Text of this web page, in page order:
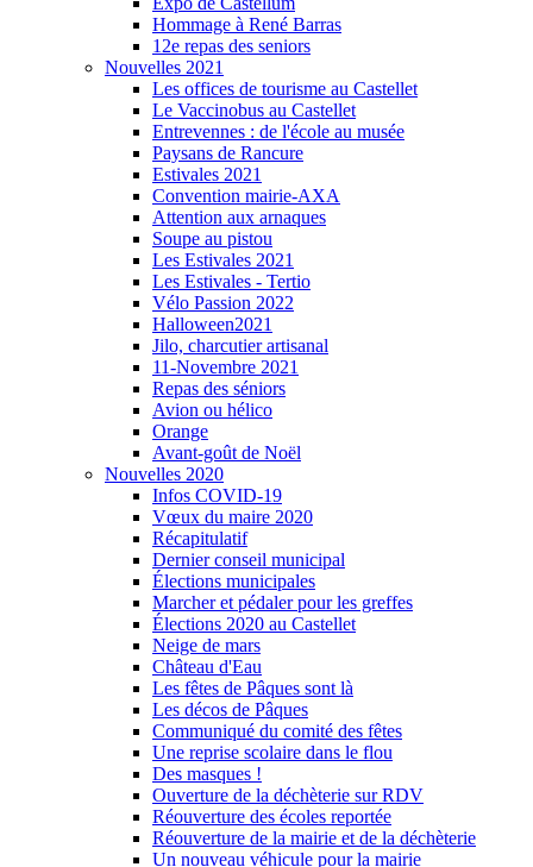
Hommage à René Barras
12e repas des seniors
Nouvelles 2021
Les offices de tourisme au Castellet
Le Vaccinobus au Castellet
Entrevennes : de l'école au musée
Paysans de Rancure
Estivales 2021
Convention mairie-AXA
Attention aux arnaques
Soupe au pistou
Les Estivales 2021
Les Estivales - Tertio
Vélo Passion 2022
Halloween2021
Jilo, charcutier artisanal
11-Novembre 2021
Repas des séniors
Avion ou hélico
Orange
Avant-goût de Noël
Nouvelles 2020
Infos COVID-19
Vœux du maire 2020
Récapitulatif
Dernier conseil municipal
Élections municipales
Marcher et pédaler pour les greffes
Élections 2020 au Castellet
Neige de mars
Château d'Eau
Les fêtes de Pâques sont là
Les décos de Pâques
Communiqué du comité des fêtes
Une reprise scolaire dans le flou
Des masques !
Ouverture de la déchèterie sur RDV
Réouverture des écoles reportée
Réouverture de la mairie et de la déchèterie
Un nouveau véhicule pour la mairie